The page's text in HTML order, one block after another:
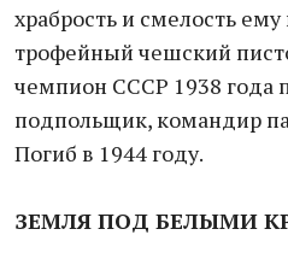
храбрость и смелость
трофейный чешский
чемпион СССР 1938 года
подпольщик, командир
Погиб в 1944 году.
ЗЕМЛЯ ПОД БЕЛЫМИ